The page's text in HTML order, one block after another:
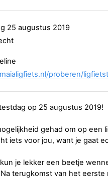
25 augustus 2019
proberen/
op 25 augustus 2019!
gehad om op een
iets voor jou, want je gaat
je lekker een beetje
terugkomst van het